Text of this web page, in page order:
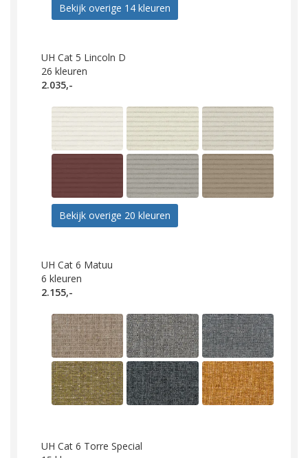
Bekijk overige 14 kleuren
UH Cat 5 Lincoln D
26 kleuren
2.035,-
Bekijk overige 20 kleuren
UH Cat 6 Matuu
6 kleuren
2.155,-
UH Cat 6 Torre Special